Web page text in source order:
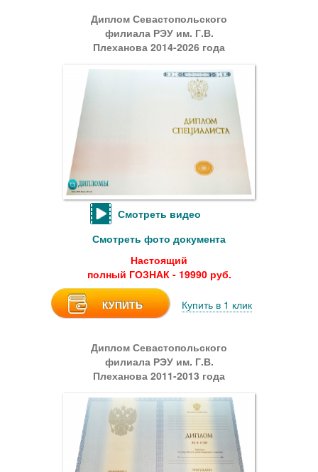
Диплом Севастопольского
филиала РЭУ им. Г.В.
Плеханова 2014-2026 года
Смотреть видео
Смотреть фото документа
Настоящий
полный ГОЗНАК - 19990 руб.
КУПИТЬ Купить в 1 клик
Диплом Севастопольского
филиала РЭУ им. Г.В.
Плеханова 2011-2013 года